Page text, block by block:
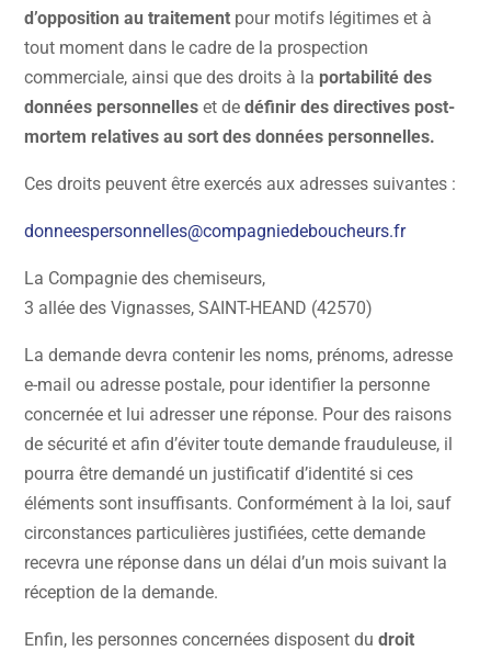
d’opposition au traitement pour motifs légitimes et à
tout moment dans le cadre de la prospection
commerciale, ainsi que des droits à la portabilité des
données personnelles et dedéfinir des directives post-
mortem relatives au sort des données personnelles.
Ces droits peuvent être exercés aux adresses suivantes :
donneespersonnelles@compagniedeboucheurs.fr
La Compagnie des chemiseurs,
3 allée des Vignasses, SAINT-HEAND (42570)
La demande devra contenir les noms, prénoms, adresse
e-mail ou adresse postale, pour identifier la personne
concernée et lui adresser une réponse. Pour des raisons
de sécurité et afin d’éviter toute demande frauduleuse, il
pourra être demandé un justificatif d’identité si ces
éléments sont insuffisants. Conformément à la loi, sauf
circonstances particulières justifiées, cette demande
recevra une réponse dans un délai d’un mois suivant la
réception de la demande.
Enfin, les personnes concernées disposent dudroit